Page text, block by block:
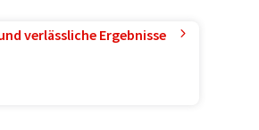
verlässliche Ergebnisse